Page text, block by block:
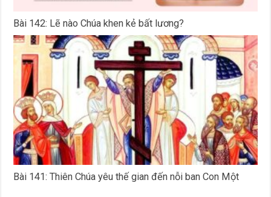
Bài 142: Lẽ nào Chúa khen kẻ bất lương?
Bài 141: Thiên Chúa yêu thế gian đến nỗi ban Con Một